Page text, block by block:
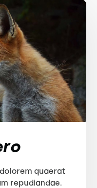
quaerat
repudiandae.